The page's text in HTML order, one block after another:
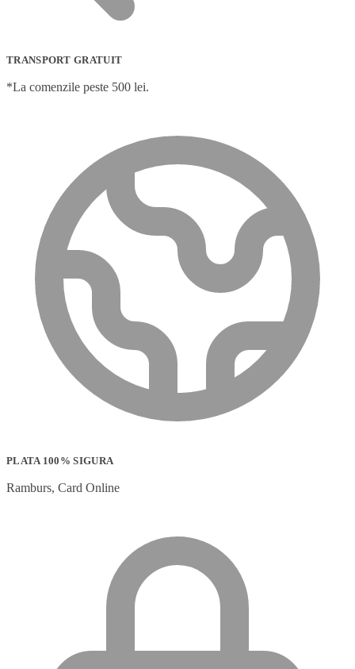
TRANSPORT GRATUIT
*La comenzile peste 500 lei.
PLATA 100% SIGURA
Ramburs, Card Online